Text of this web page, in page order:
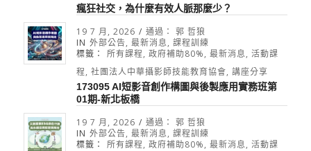
瘋狂社交，為什麼有效人脈那麼少？
19 7 月, 2026 / 通過： 郭 哲狼
IN 外部公告, 最新消息, 課程訓練
標籤：
所有課程, 政府補助80%, 最新消息, 活動課
程, 社團法人中華攝影師技能教育協會, 講座分享
173095 AI短影音創作構圖與後製應用實務班第
01期-新北板橋
19 7 月, 2026 / 通過： 郭 哲狼
IN 外部公告, 最新消息, 課程訓練
標籤：
所有課程, 政府補助80%, 最新消息, 活動課